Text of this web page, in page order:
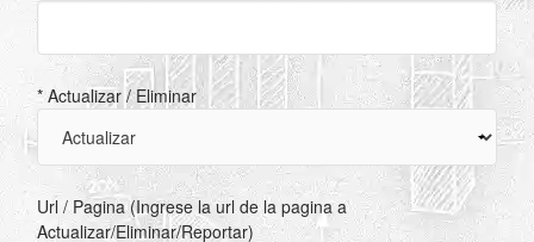
* Actualizar / Eliminar
Url / Pagina (Ingrese la url de la pagina a
Actualizar/Eliminar/Reportar)